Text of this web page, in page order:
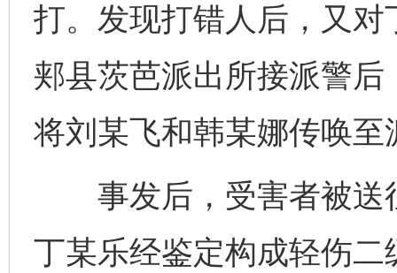
打。发现打错人后，又
郏县茨芭派出所接派警
将刘某飞和韩某娜传唤
事发后，受害者被送
丁某乐经鉴定构成轻伤